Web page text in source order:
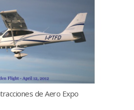
de Aero Expo